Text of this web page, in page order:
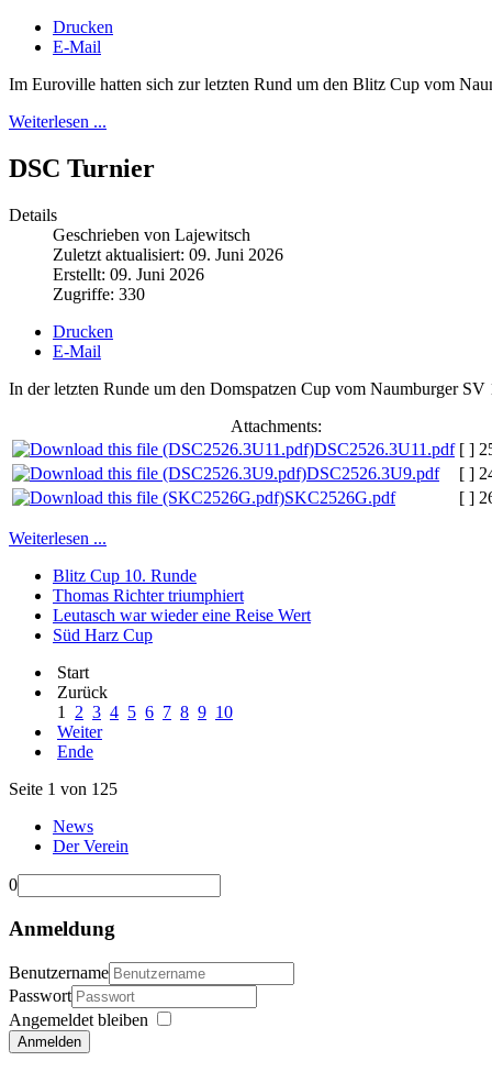
Drucken
E-Mail
Im Euroville hatten sich zur letzten Rund um den Blitz Cup vom
Weiterlesen ...
DSC Turnier
Details
Geschrieben von Lajewitsch
Zuletzt aktualisiert: 09. Juni 2026
Erstellt: 09. Juni 2026
Zugriffe: 330
Drucken
E-Mail
In der letzten Runde um den Domspatzen Cup vom Naumburger
Attachments:
DSC2526.3U11.pdf [ ]
DSC2526.3U9.pdf
[ ]
SKC2526G.pdf
[ ]
Weiterlesen ...
Blitz Cup 10. Runde
Thomas Richter triumphiert
Leutasch war wieder eine Reise Wert
Süd Harz Cup
Start
Zurück
1
2 3 4 5 6 7 8 9 10
Weiter
Ende
Seite 1 von 125
News
Der Verein
0
Anmeldung
Benutzername
Passwort
Angemeldet bleiben
Anmelden